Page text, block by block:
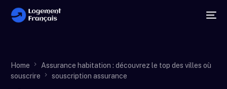
Home
Assurance habitation : découvrez le top des villes où
souscrire
souscription assurance